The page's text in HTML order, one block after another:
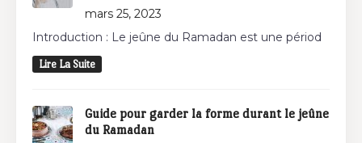
mars 25, 2023
Introduction : Le jeûne du Ramadan est une périod
Lire La Suite
Guide pour garder la forme durant le jeûne
du Ramadan